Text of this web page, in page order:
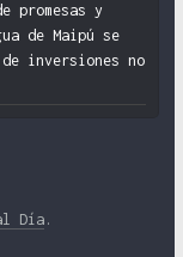
promesas y
de Maipú se
inversiones no
Día .